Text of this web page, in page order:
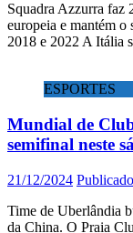
Squadra Azzurra faz
europeia e mantém o
2018 e 2022 A Itália
ESPORTES
Mundial de
semifinal neste
21/12/2024
Time de Uberlândia
da China. O Praia